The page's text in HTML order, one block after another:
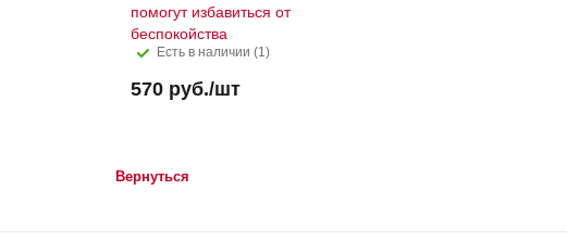
помогут избавиться от
беспокойства
Есть в наличии (1)
570 руб./шт
Вернуться